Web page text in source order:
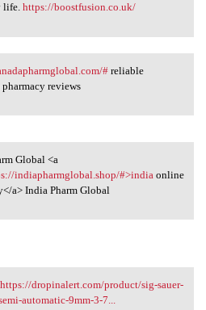
life.https://boostfusion.co.uk/
#reliable
reviews
Global <a href
Global <a
indiapharmglobal.shop/#>india online
a> India Pharm Global
dropinalert
https://dropinalert.com/product/sig-sauer-
automatic-9mm-3-7...